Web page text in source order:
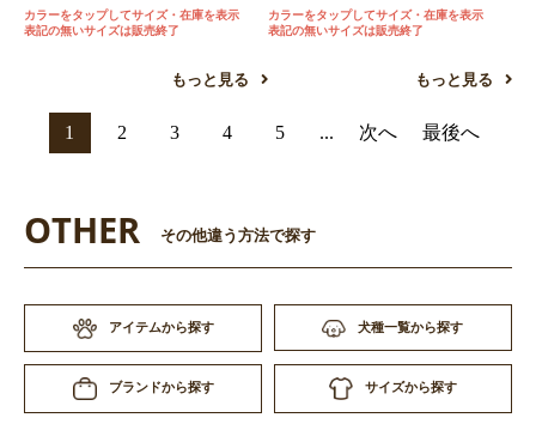
カラーをタップしてサイズ・在庫を表示
表記の無いサイズは販売終了
もっと見る
カラーをタップしてサイズ・在庫を表示
表記の無いサイズは販売終了
もっと見る
1 2 3 4 5 ... 次へ 最後へ
OTHER その他違う方法で探す
アイテムから探す 犬種一覧から探す
ブランドから探す サイズから探す